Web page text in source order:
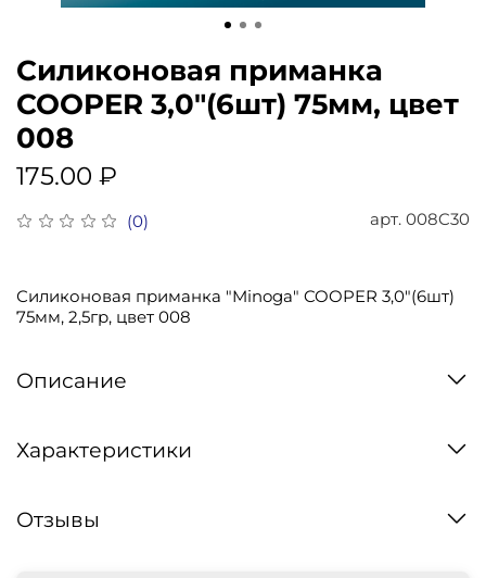
(0) арт. 008C30
Силиконовая приманка
COOPER 3,0"(6шт) 75мм, цвет
008
175.00 ₽
Силиконовая приманка "Minoga" COOPER 3,0"(6шт)
75мм, 2,5гр, цвет 008
Описание
Характеристики
Отзывы